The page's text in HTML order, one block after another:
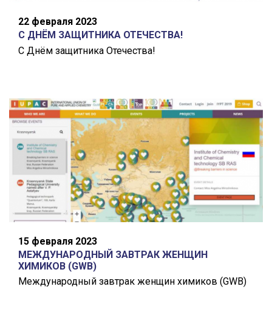
22 февраля 2023
С ДНЁМ ЗАЩИТНИКА ОТЕЧЕСТВА!
С Днём защитника Отечества!
15 февраля 2023
МЕЖДУНАРОДНЫЙ ЗАВТРАК ЖЕНЩИН
ХИМИКОВ (GWB)
Международный завтрак женщин химиков (GWB)